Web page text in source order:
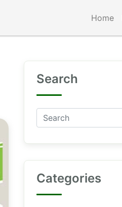
Home
Search
Categories